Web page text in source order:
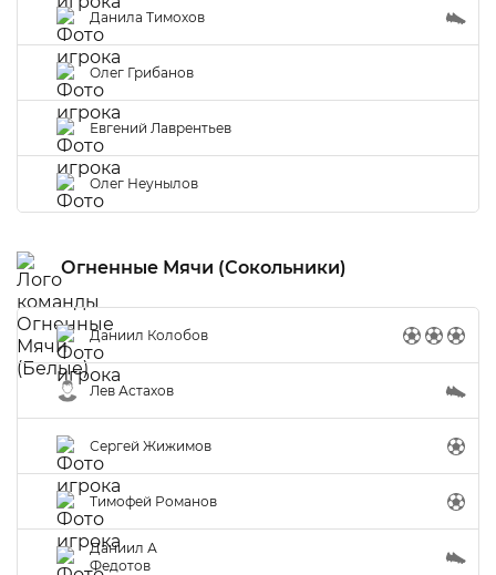
Данила Тимохов
Олег Грибанов
Евгений Лаврентьев
Олег Неунылов
Огненные Мячи (Сокольники)
Даниил Колобов
Лев Астахов
Сергей Жижимов
Тимофей Романов
Даниил А
Федотов